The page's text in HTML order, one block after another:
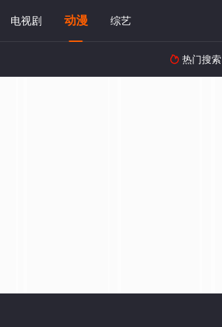
电视剧 动漫 综艺
 热门搜索